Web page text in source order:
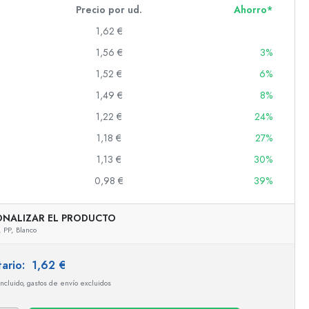
Precio por ud.
Ahorro*
1,62 €
1,56 €
3%
1,52 €
6%
1,49 €
8%
1,22 €
24%
1,18 €
27%
1,13 €
30%
0,98 € 39%
EL PRODUCTO
PP, Blanco
1,62 €
gastos de envío excluidos